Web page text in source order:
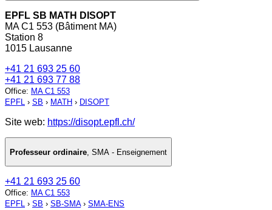
EPFL SB MATH DISOPT
MA C1 553 (Bâtiment MA)
Station 8
1015 Lausanne
+41 21 693 25 60
+41 21 693 77 88
Office: MA C1 553
EPFL › SB › MATH › DISOPT
Site web: https://disopt.epfl.ch/
Professeur ordinaire SMA - Enseignement
+41 21 693 25 60
Office: MA C1 553
EPFL › SB › SB-SMA› SMA-ENS